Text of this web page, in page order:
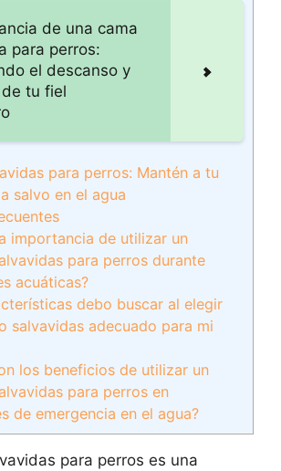
de una cama
para perros:
el descanso y
tu fiel
para perros: Mantén a tu
salvo en el agua
importancia de utilizar un
para perros durante
acuáticas?
debo buscar al elegir
salvavidas adecuado para mi
los beneficios de utilizar un
para perros en
de emergencia en el agua?
para perros es una